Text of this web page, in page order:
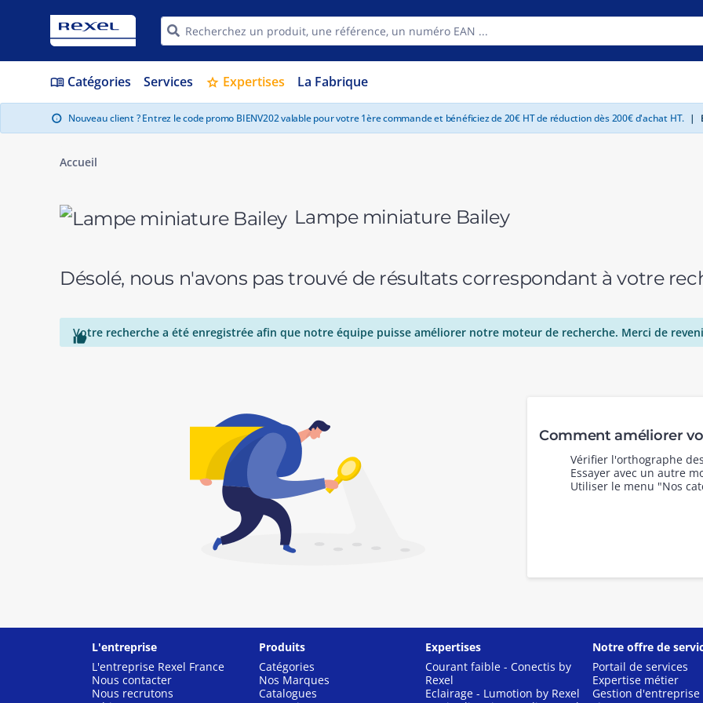
menu_book Catégories Services star Expertises La Fabrique
info Nouveau client ? Entrez le code promo BIENV202 valable pour votre 1ère commande et bénéficiez de 20€ HT de réduction dès 200€ d'achat HT. |
Accueil
Lampe miniature Bailey
Désolé, nous n'avons pas trouvé de résultats correspondant à votre

Votre recherche a été enregistrée afin que notre équipe puisse améliorer notre moteur de recherche. Merci de
Comment améliorer
Vérifier l'orthographe
Essayer avec un autre
Utiliser le menu "Nos
L'entreprise
L'entreprise Rexel France
Nous contacter
Nous recrutons
Produits
Catégories
Nos Marques
Catalogues
Expertises
Courant faible - Conectis by
Rexel
Eclairage - Lumotion by Rexel
Notre offre de
Portail de services
Expertise métier
Gestion d'entreprise